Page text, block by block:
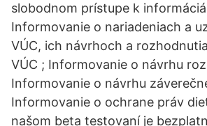
slobodnom prístupe k
Informovanie o nariadeniach a
VÚC, ich návrhoch a
VÚC ; Informovanie o návrhu
Informovanie o návrhu
Informovanie o ochrane práv
našom beta testovaní je